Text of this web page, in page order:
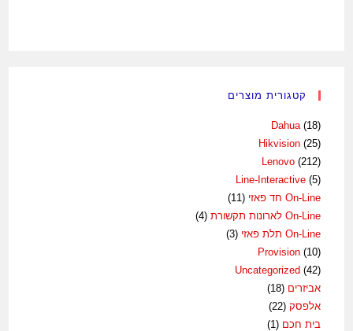
קטגורית מוצרים
Dahua (18)
Hikvision (25)
Lenovo (212)
Line-Interactive (5)
On-Line חד פאזי
(11)
On-Line לארונות תקשורת
(4)
On-Line תלת פאזי
(3)
Provision (10)
Uncategorized (42)
אביזרים (18)
אלפסק (22)
בית חכם (1)